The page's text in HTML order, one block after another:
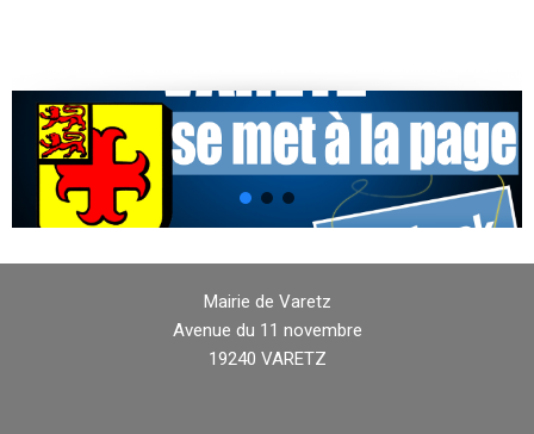
Mairie de Varetz
Avenue du 11 novembre
19240 VARETZ